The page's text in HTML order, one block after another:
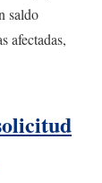
saldo
afectadas,